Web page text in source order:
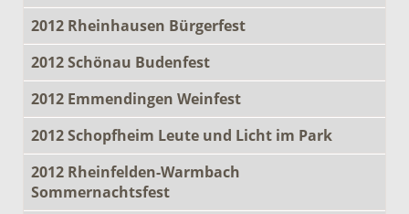
2012 Rheinhausen Bürgerfest
2012 Schönau Budenfest
2012 Emmendingen Weinfest
2012 Schopfheim Leute und Licht im Park
2012 Rheinfelden-Warmbach
Sommernachtsfest